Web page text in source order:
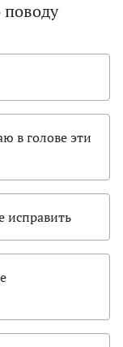
в голове эти
исправить